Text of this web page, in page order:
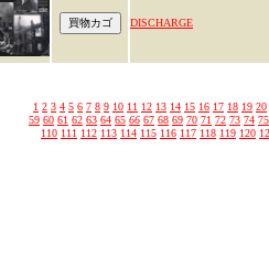
DISCHARGE
1 2 3 4 5 6 7 8 9 10 11 12 13 14 15 16 17 18 19 20
59 60 61 62 63 64 65 66 67 68 69 70 71 72 73 74 75
110 111 112 113 114 115 116 117 118 119 120